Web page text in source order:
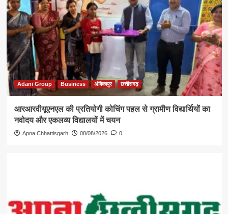
Adani Group Business अंबिकापुर छत्तीसगढ़
आरआरवीयूएनएल की प्रतियोगी कोचिंग पहल से ग्रामीण विद्यार्थियों का
नवोदय और एकलव्य विद्यालयों में चयन
Apna Chhattisgarh 08/08/2026 0